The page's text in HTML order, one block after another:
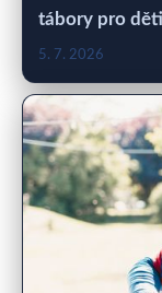
tábory pro
5. 7. 2026